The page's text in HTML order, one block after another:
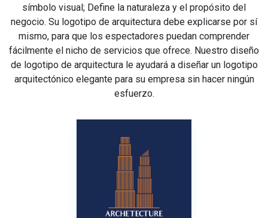
símbolo visual; Define la naturaleza y el propósito del
negocio. Su logotipo de arquitectura debe explicarse por sí
mismo, para que los espectadores puedan comprender
fácilmente el nicho de servicios que ofrece. Nuestro diseño
de logotipo de arquitectura le ayudará a diseñar un logotipo
arquitectónico elegante para su empresa sin hacer ningún
esfuerzo.